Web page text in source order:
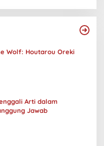
Wolf: Houtarou Oreki
Arti dalam
Jawab